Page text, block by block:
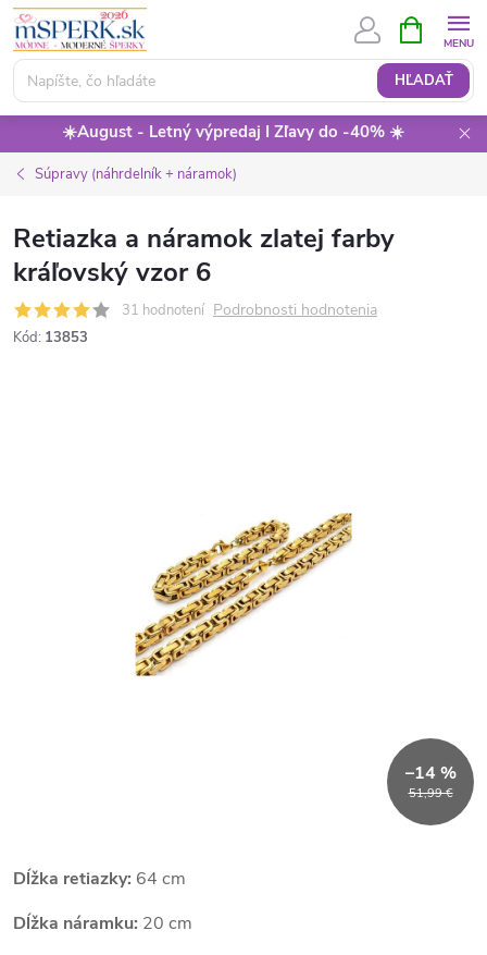
Prejsť
obsah
HĽADAŤ
KOŠÍK
☀️August - Letný výpredaj I Zľavy do -40% ☀️
Súpravy (náhrdelník + náramok)
Retiazka a náramok zlatej farby
kráľovský vzor 6
31 hodnotení Podrobnosti hodnotenia
Kód: 13853
51,99 €
–14 %
Dĺžka retiazky: 64 cm
Dĺžka náramku: 20 cm